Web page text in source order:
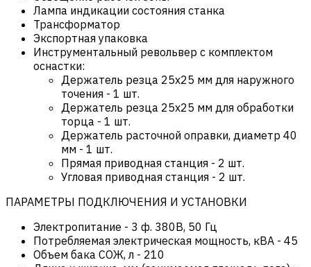
Лампа индикации состояния станка
Трансформатор
Экспортная упаковка
Инструментальный револьвер с комплектом
оснастки:
Держатель резца 25х25 мм для наружного
точения - 1 шт.
Держатель резца 25х25 мм для обработки
торца - 1 шт.
Держатель расточной оправки, диаметр 40
мм - 1 шт.
Прямая приводная станция - 2 шт.
Угловая приводная станция - 2 шт.
ПАРАМЕТРЫ ПОДКЛЮЧЕНИЯ И УСТАНОВКИ
Электропитание - 3 ф. 380В, 50 Гц
Потребляемая электрическая мощность, кВА - 45
Объем бака СОЖ, л - 210